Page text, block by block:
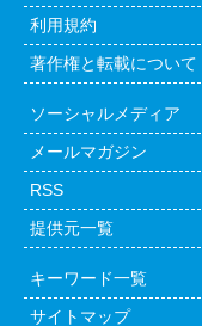
利用規約
著作権と転載について
ソーシャルメディア
メールマガジン
RSS
提供元一覧
キーワード一覧
サイトマップ